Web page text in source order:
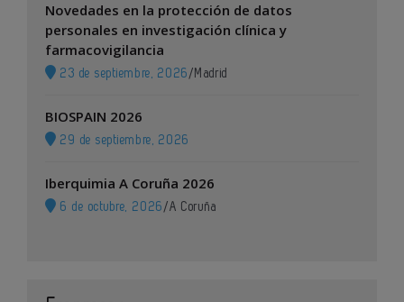
Novedades en la protección de datos
personales en investigación clínica y
farmacovigilancia
23 de septiembre, 2026 / Madrid
BIOSPAIN 2026
29 de septiembre, 2026
Iberquimia A Coruña 2026
6 de octubre, 2026 /A Coruña